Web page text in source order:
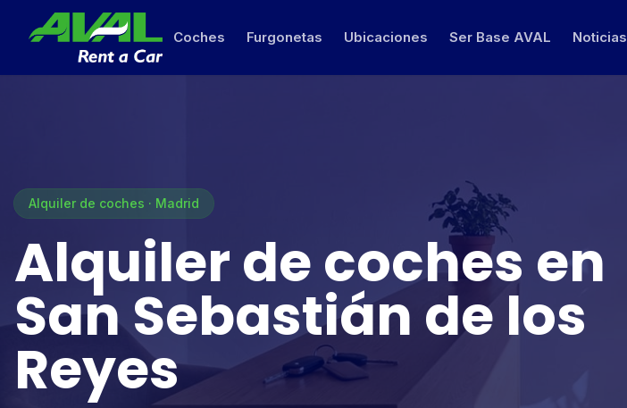
Coches Furgonetas Ubicaciones Ser Base AVAL Noticias
Alquiler de coches · Madrid
Alquiler de coches en
San Sebastián de los
Reyes